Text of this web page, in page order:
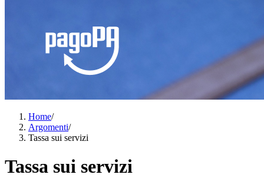
Home/
Argomenti/
Tassa sui servizi
Tassa sui servizi